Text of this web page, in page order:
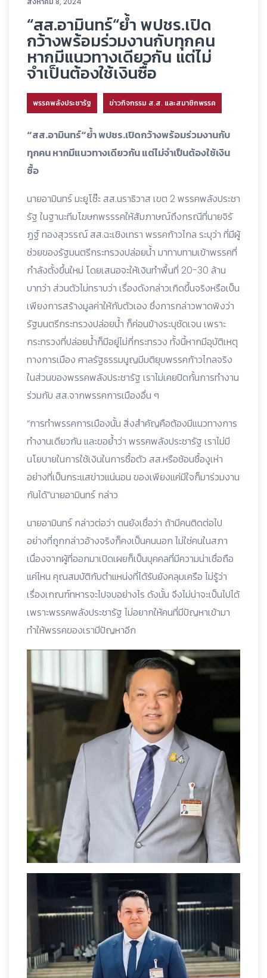
“สส.อามินทร์“ย้ำ พปชร.เปิด
กว้างพร้อมร่วมงานกับทุกคน
หากมีแนวทางเดียวกัน แต่ไม่
จำเป็นต้องใช้เงินซื้อ
พรรคพลังประชารัฐ ข่าวกิจกรรม ส.ส. และสมาชิกพรรค
“สส.อามินทร์“ย้ำ พปชร.เปิดกว้างพร้อมร่วมงานกับ
ทุกคน หากมีแนวทางเดียวกัน แต่ไม่จำเป็นต้องใช้เงิน
ซื้อ
นายอามินทร์ มะยูโซ๊ะ สส.นราธิวาส เขต 2 พรรคพลังประชา
รัฐ ในฐานะทีมโฆษกพรรรคให้สัมภาษณ์ถึงกรณีที่นายจิรั
ฏฐ์ ทองสุวรรณ์ สส.ฉะเชิงเทรา พรรคก้าวไกล ระบุว่า ที่มีผู้
ช่วยของรัฐมนตรีกระทรวงปล่อยน้ำ มาทาบทามเข้าพรรคที่
กำลังตั้งขึ้นใหม่ โดยเสนอจะให้เงินทำพื้นที่ 20-30 ล้าน
บาทว่า ส่วนตัวไม่ทราบว่า เรื่องดังกล่าวเกิดขึ้นจริงหรือเป็น
เพียงการสร้างมูลค่าให้กับตัวเอง ซึ่งการกล่าวพาดพิงว่า
รัฐมนตรีกระทรวงปล่อยน้ำ ก็ค่อนข้างระบุชัดเจน เพราะ
กระทรวงที่ปล่อยน้ำก็มีอยู่ไม่กี่กระทรวง ทั้งนี้หากมีอุบัติเหตุ
ทางการเมือง ศาลรัฐธรรมนูญมีมติยุบพรรคก้าวไกลจริง
ในส่วนของพรรคพลังประชารัฐ เราไม่เคยปิดกั้นการทำงาน
ร่วมกับ สส.จากพรรคการเมืองอื่น ๆ
“การทำพรรคการเมืองนั้น สิ่งสำคัญคือต้องมีแนวทางการ
ทำงานเดียวกัน และขอย้ำว่า พรรคพลังประชารัฐ เราไม่มี
นโยบายในการใช้เงินในการซื้อตัว สส.หรือช้อนซื้องูเห่า
อย่างที่เป็นกระแสข่าวแน่นอน ของเพียงแค่มีใจก็มาร่วมงาน
กันได้”นายอามินทร์ กล่าว
นายอามินทร์ กล่าวต่อว่า ตนยังเชื่อว่า ถ้ามีคนติดต่อไป
อย่างที่ถูกกล่าวอ้างจริงก็คงเป็นคนนอก ไม่ใช่คนในสภา
เนื่องจากผู้ที่ออกมาเปิดเผยก็เป็นบุคคลที่มีความน่าเชื่อถือ
แค่ไหน คุณสมบัติกับตำแหน่งที่ได้รับยังคลุมเครือ ไม่รู้ว่า
เรื่องเกณฑ์ทหารจะไปจบอย่างไร ดังนั้น จึงไม่น่าจะเป็นไปได้
เพราะพรรคพลังประชารัฐ ไม่อยากให้คนที่มีปัญหาเข้ามา
ทำให้พรรคของเรามีปัญหาอีก